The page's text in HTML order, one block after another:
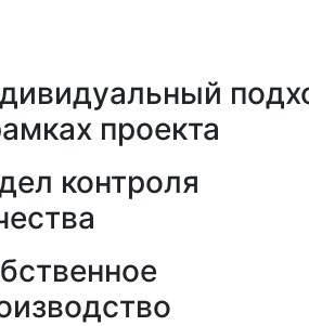
проекта
контроля